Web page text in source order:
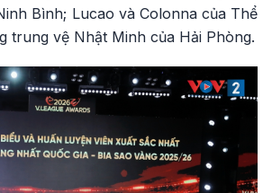
Bình; Lucao và Colonna của Thể
trung vệ Nhật Minh của Hải Phòng.